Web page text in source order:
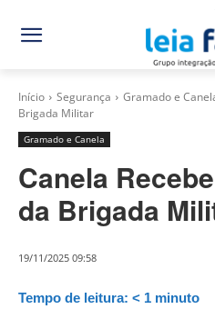
Início Segurança Gramado e
Brigada Militar
Gramado e Canela
Canela
da Brigada
19/11/2025 09:58
Tempo de leitura: < 1 minuto